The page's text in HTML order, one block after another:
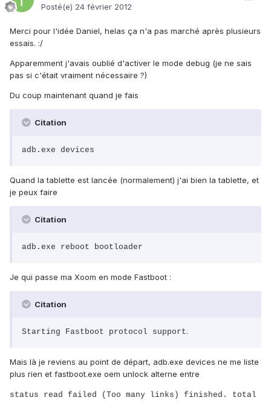
Posté(e) 24 février 2012
Merci pour l'idée Daniel, helas ça n'a pas marché après plusieurs
essais. :/
Apparemment j'avais oublié d'activer le mode debug (je ne sais
pas si c'était vraiment nécessaire ?)
Du coup maintenant quand je fais
Citation
adb.exe devices
Quand la tablette est lancée (normalement) j'ai bien la tablette, et
je peux faire
Citation
adb.exe reboot bootloader
Je qui passe ma Xoom en mode Fastboot :
Citation
Starting Fastboot protocol support.
Mais là je reviens au point de départ, adb.exe devices ne me liste
plus rien et fastboot.exe oem unlock alterne entre
status read failed (Too many links) finished. total